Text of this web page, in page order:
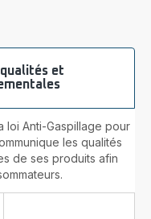
et
loi Anti-Gaspillage pour
les qualités
de ses produits afin